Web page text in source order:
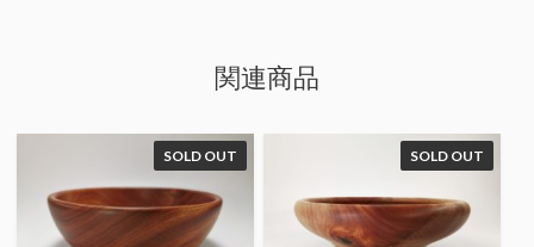
関連商品
SOLD OUT SOLD OUT